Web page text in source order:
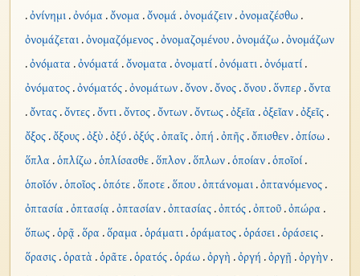
.ὀνίνημι.ὀνόμα .ὄνομα .ὄνομά .ὀνομάζειν.ὀνομαζέσθω.
ὀνομάζεται.ὀνομαζόμενος.ὀνομαζομένου.ὀνομάζω.ὀνομάζων
.ὀνόματα .ὀνόματά .ὄνοματα .ὀνοματί.ὀνόματι.ὀνόματί.
ὀνόματος.ὀνόματός.ὀνομάτων.ὄνον.ὄνος.ὄνου.ὅνπερ.ὄντα
.ὄντας.ὄντες.ὄντι.ὄντος.ὄντων.ὄντως.ὀξεῖα .ὀξεῖαν.ὀξεῖς.
ὄξος.ὄξους.ὀξὺ.ὀξύ.ὀξύς.ὀπαῖς.ὀπή .ὀπῆς.ὄπισθεν.ὀπίσω.
ὅπλα .ὁπλίζω.ὁπλίσασθε.ὅπλον.ὅπλων.ὁποίαν.ὁποῖοί.
ὁποῖόν.ὁποῖος.ὁπότε.ὅποτε.ὅπου.ὀπτάνομαι.ὀπτανόμενος.
ὀπτασία .ὀπτασίᾳ .ὀπτασίαν.ὀπτασίας.ὀπτός.ὀπτοῦ.ὀπώρα .
ὅπως.ὁρᾷ .ὅρα .ὅραμα .ὁράματι.ὁράματος.ὁράσει.ὁράσεις.
ὅρασις.ὁρατὰ .ὁρᾶτε.ὁρατός.ὁράω.ὀργὴ .ὀργή .ὀργῇ .ὀργὴν.